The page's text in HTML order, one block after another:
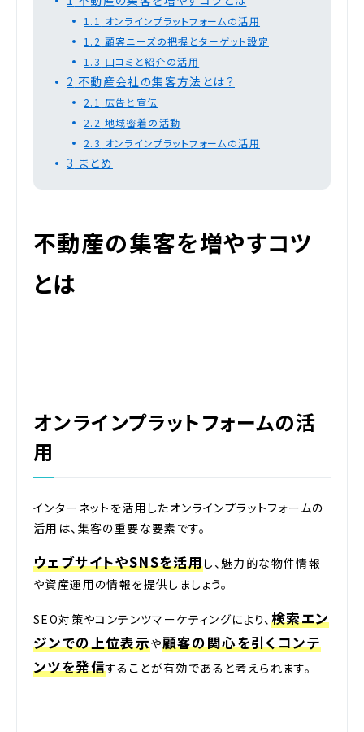
1.1 オンラインプラットフォームの活用
1.2 顧客ニーズの把握とターゲット設定
1.3 口コミと紹介の活用
2 不動産会社の集客方法とは？
2.1 広告と宣伝
2.2 地域密着の活動
2.3 オンラインプラットフォームの活用
3 まとめ
不動産の集客を増やすコツ
とは
オンラインプラットフォームの活
用
インターネットを活用したオンラインプラットフォームの
活用は、集客の重要な要素です。
ウェブサイトやSNSを活用し、魅力的な物件情報
や資産運用の情報を提供しましょう。
SEO対策やコンテンツマーケティングにより、 検索エン
ジンでの上位表示や顧客の関心を引くコンテ
ンツを発信することが有効であると考えられます。